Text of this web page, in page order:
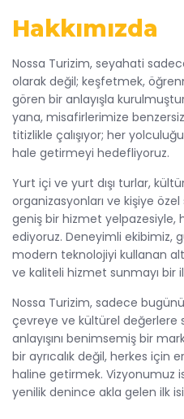
Hakkımızda
Nossa Turizim, seyahati
olarak değil; keşfetmek,
gören bir anlayışla
yana, misafirlerimize
titizlikle çalışıyor; her
hale getirmeyi hedefliyoruz.
Yurt içi ve yurt dışı turlar,
organizasyonları ve kişiye
geniş bir hizmet yelpazesiyle,
ediyoruz. Deneyimli ekibimiz,
modern teknolojiyi kullanan
ve kaliteli hizmet sunmayı bir
Nossa Turizim, sadece
çevreye ve kültürel değerlere
anlayışını benimsemiş bir
bir ayrıcalık değil, herkes için
haline getirmek. Vizyonumuz
yenilik denince akla gelen ilk